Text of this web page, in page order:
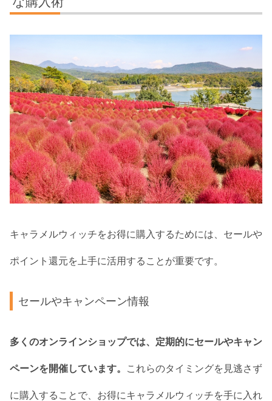
キャラメルウィッチをお得に購入するためには、セールや
ポイント還元を上手に活用することが重要です。
セールやキャンペーン情報
多くのオンラインショップでは、定期的にセールやキャン
ペーンを開催しています。 これらのタイミングを見逃さず
に購入することで、お得にキャラメルウィッチを手に入れ